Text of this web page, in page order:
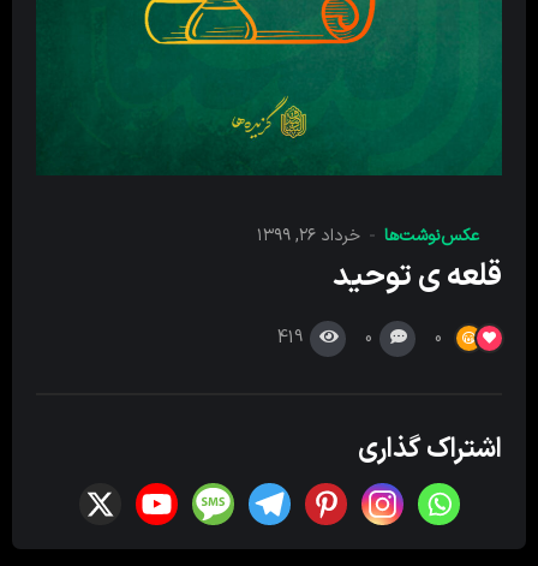
عکس‌نوشت‌ها خرداد ۲۶, ۱۳۹۹
قلعه ی توحید
0
0
419
اشتراک گذاری